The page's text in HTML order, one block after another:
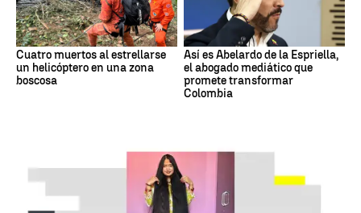
Cuatro muertos al estrellarse
un helicóptero en una zona
boscosa
Así es Abelardo de la Espriella,
el abogado mediático que
promete transformar
Colombia